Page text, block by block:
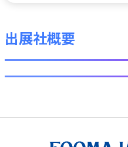
出展社概要